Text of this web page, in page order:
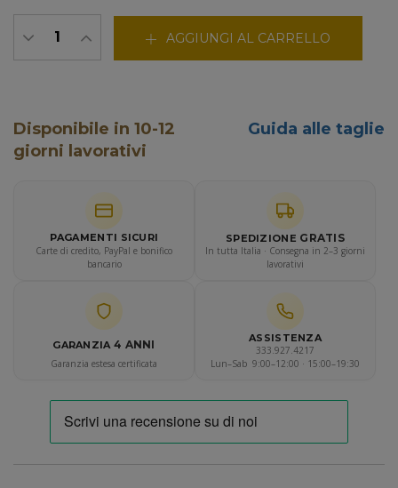
AGGIUNGI AL CARRELLO
Disponibile in 10-12
giorni lavorativi
Guida alle taglie
PAGAMENTI SICURI
Carte di credito, PayPal e bonifico
bancario
SPEDIZIONE GRATIS
In tutta Italia · Consegna in 2–3 giorni
lavorativi
GARANZIA 4 ANNI
Garanzia estesa certificata
ASSISTENZA
333.927.4217
Lun–Sab 9:00–12:00 · 15:00–19:30